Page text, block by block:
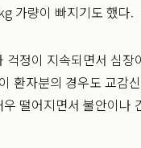
가량이 빠지기도 했다.
걱정이 지속되면서 심장
환자분의 경우도 교감
떨어지면서 불안이나